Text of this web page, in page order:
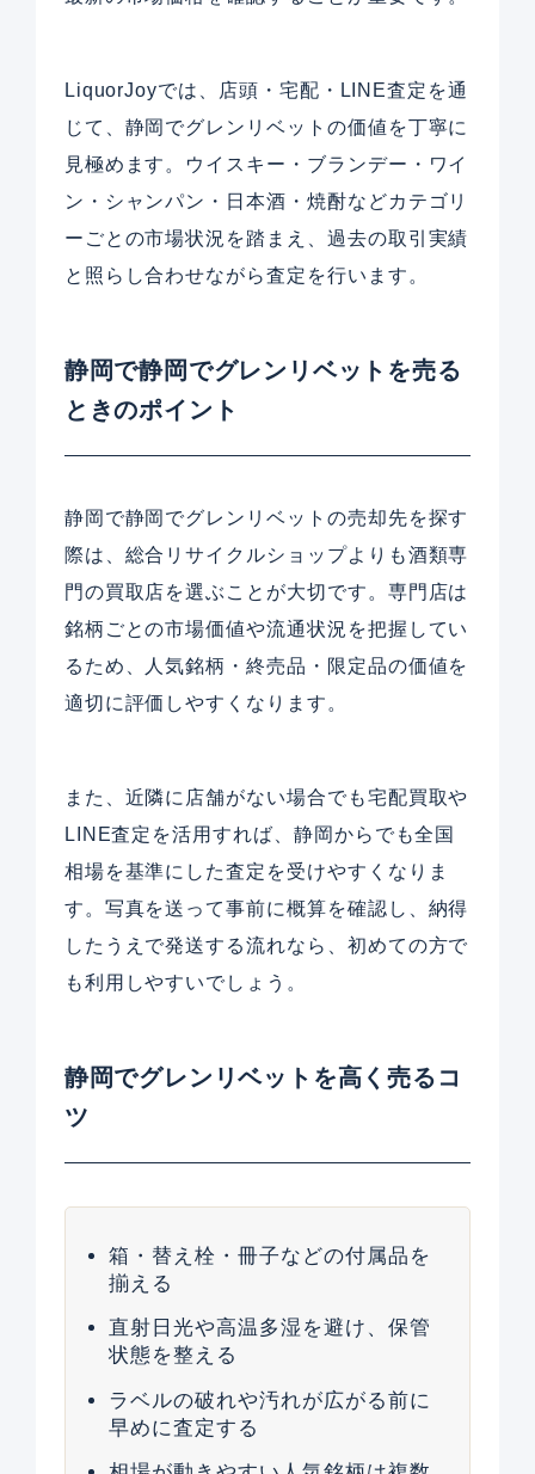
LiquorJoyでは、店頭・宅配・LINE査定を通
じて、静岡でグレンリベットの価値を丁寧に
見極めます。ウイスキー・ブランデー・ワイ
ン・シャンパン・日本酒・焼酎などカテゴリ
ーごとの市場状況を踏まえ、過去の取引実績
と照らし合わせながら査定を行います。
静岡で静岡でグレンリベットを売る
ときのポイント
静岡で静岡でグレンリベットの売却先を探す
際は、総合リサイクルショップよりも酒類専
門の買取店を選ぶことが大切です。専門店は
銘柄ごとの市場価値や流通状況を把握してい
るため、人気銘柄・終売品・限定品の価値を
適切に評価しやすくなります。
また、近隣に店舗がない場合でも宅配買取や
LINE査定を活用すれば、静岡からでも全国
相場を基準にした査定を受けやすくなりま
す。写真を送って事前に概算を確認し、納得
したうえで発送する流れなら、初めての方で
も利用しやすいでしょう。
静岡でグレンリベットを高く売るコ
ツ
箱・替え栓・冊子などの付属品を
揃える
直射日光や高温多湿を避け、保管
状態を整える
ラベルの破れや汚れが広がる前に
早めに査定する